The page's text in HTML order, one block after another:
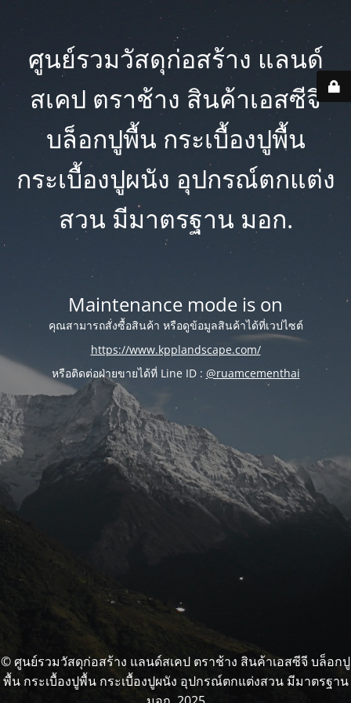
ศูนย์รวมวัสดุก่อสร้าง แลนด์
สเคป ตราช้าง สินค้าเอสซีจี
บล็อกปูพื้น กระเบื้องปูพื้น
กระเบื้องปูผนัง อุปกรณ์ตกแต่ง
สวน มีมาตรฐาน มอก.
Maintenance mode is on
คุณสามารถสั่งซื้อสินค้า หรือดูข้อมูลสินค้าได้ที่เวปไซต์
https://www.kpplandscape.com/
หรือติดต่อฝ่ายขายได้ที่ Line ID : @ruamcementhai
© ศูนย์รวมวัสดุก่อสร้าง แลนด์สเคป ตราช้าง สินค้าเอสซีจี บล็อกปู
พื้น กระเบื้องปูพื้น กระเบื้องปูผนัง อุปกรณ์ตกแต่งสวน มีมาตรฐาน